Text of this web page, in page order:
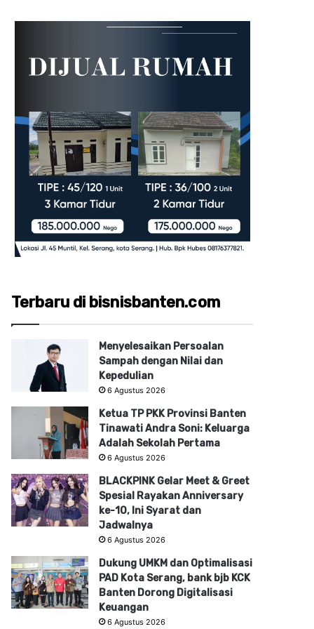
Terbaru di bisnisbanten.com
Menyelesaikan Persoalan
Sampah dengan Nilai dan
Kepedulian
6 Agustus 2026
Ketua TP PKK Provinsi Banten
Tinawati Andra Soni: Keluarga
Adalah Sekolah Pertama
6 Agustus 2026
BLACKPINK Gelar Meet & Greet
Spesial Rayakan Anniversary
ke-10, Ini Syarat dan
Jadwalnya
6 Agustus 2026
Dukung UMKM dan Optimalisasi
PAD Kota Serang, bank bjb KCK
Banten Dorong Digitalisasi
Keuangan
6 Agustus 2026